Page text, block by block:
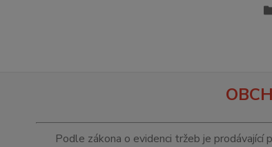
Podle zákona o evidenci tržeb je